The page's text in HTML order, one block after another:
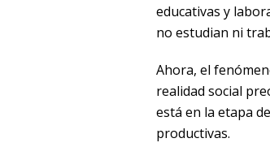
educativas y
no estudian ni
Ahora, el
realidad social
está en la etapa
productivas.